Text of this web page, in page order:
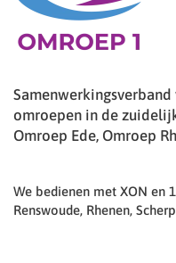
omroepen in de
Omroep Ede, Omroep
We bedienen met XON en
Renswoude, Rhenen,